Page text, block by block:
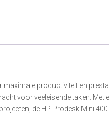
productiviteit en
voor veeleisende taken.
de HP Prodesk Mini